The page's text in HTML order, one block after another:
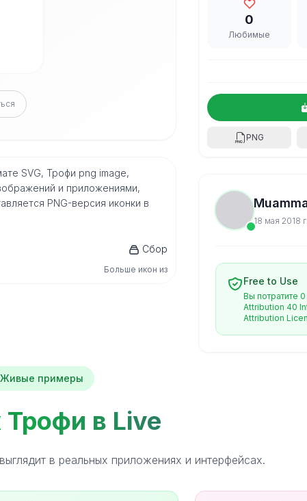
SVG, Трофи png image,
и приложениями,
PNG-версия иконки в
Сбор
Больше икон из
0
Любимые
PNG
18 мая 2018 г.
Free to Use
Вы потратите
Attribution 40
Attribution
Живые примеры
Трофи в Live
в реальных приложениях и интерфейсах.